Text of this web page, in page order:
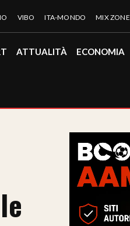
VIBO ITA-MONDO MIX ZONE
ATTUALITÀ ECONOMIA